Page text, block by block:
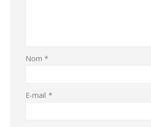
Nom*
E-mail *